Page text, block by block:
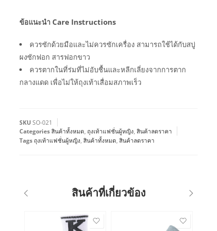
ข้อแนะนำ Care Instructions
ควรซักด้วยมือและไม่ควรซักเครื่อง สามารถใช้ได้กับสบู่
ผงซักฟอก สารฟอกขาว
ควรตากในที่ร่มที่ไม่อับชื้นและหลีกเลี่ยงจากการตาก
กลางแดด เพื่อไม่ให้ถุงเท้าเสื่อมสภาพเร็ว
SKU SO-021
Categoriesสินค้าทั้งหมด, ถุงเท้าแฟชั่นผู้หญิง, สินค้าลดราคา
Tags ถุงเท้าแฟชั่นผู้หญิง, สินค้าทั้งหมด, สินค้าลดราคา
สินค้าที่เกี่ยวข้อง